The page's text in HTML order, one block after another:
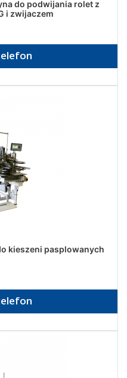
do podwijania rolet z
i zwijaczem
kieszeni pasplowanych